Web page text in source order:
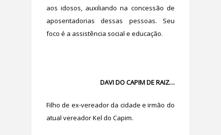
aos idosos, auxiliando na concessão de
aposentadorias dessas pessoas. Seu
foco é a assistência social e educação.
DAVI DO CAPIM DE RAIZ…
Filho de ex-vereador da cidade e irmão do
atual vereador Kel do Capim.